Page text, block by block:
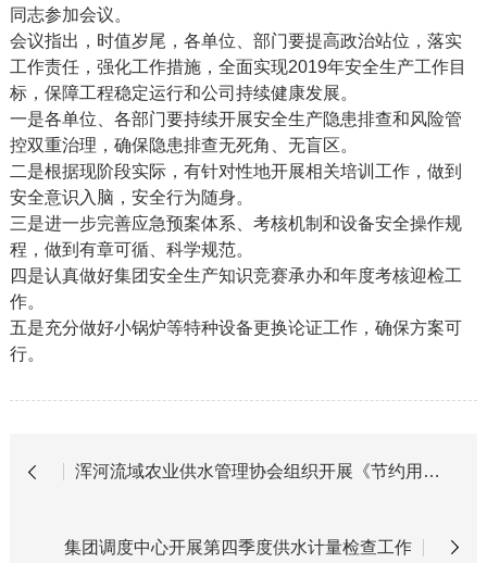
同志参加会议。
会议指出，时值岁尾，各单位、部门要提高政治站位，落实
工作责任，强化工作措施，全面实现2019年安全生产工作目
标，保障工程稳定运行和公司持续健康发展。
一是各单位、各部门要持续开展安全生产隐患排查和风险管
控双重治理，确保隐患排查无死角、无盲区。
二是根据现阶段实际，有针对性地开展相关培训工作，做到
安全意识入脑，安全行为随身。
三是进一步完善应急预案体系、考核机制和设备安全操作规
程，做到有章可循、科学规范。
四是认真做好集团安全生产知识竞赛承办和年度考核迎检工
作。
五是充分做好小锅炉等特种设备更换论证工作，确保方案可
行。
浑河流域农业供水管理协会组织开展《节约用水条例》宣传活动
集团调度中心开展第四季度供水计量检查工作